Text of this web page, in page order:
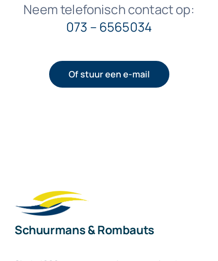
Neem telefonisch contact op:
073 – 6565034
Of stuur een e-mail
Schuurmans & Rombauts